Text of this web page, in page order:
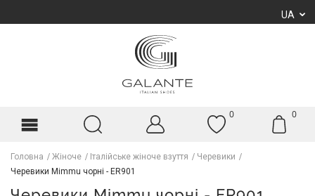
UA
0 0
Головна Жіноче Італійське жіноче взуття
Черевики
Черевики Mimmu чорні - ER901